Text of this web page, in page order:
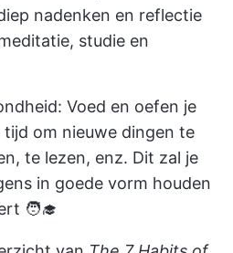
nadenken en reflectie
studie en
Voed en oefen je
tijd om nieuwe dingen te
te lezen, enz. Dit zal je
in goede vorm houden
🧑‍🎓